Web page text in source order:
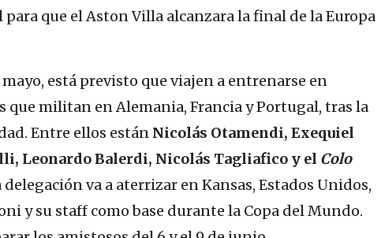
para que el Aston Villa alcanzara la final de la Europa
está previsto que viajen a entrenarse en
que militan en Alemania, Francia y Portugal, tras la
Entre ellos están Nicolás Otamendi, Exequiel
Leonardo Balerdi, Nicolás Tagliafico y el Colo
delegación va a aterrizar en Kansas, Estados Unidos,
y su staff como base durante la Copa del Mundo.